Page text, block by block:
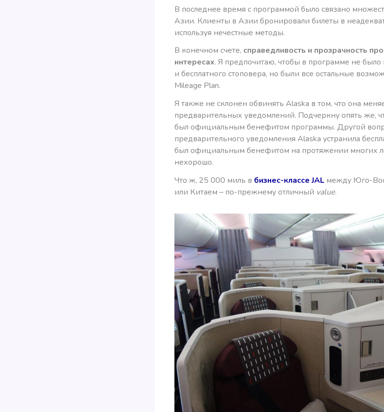
В последнее время с программой было связано
Азии. Клиенты в Азии бронировали билеты в
используя нечестные методы.
В конечном счете, справедливость и прозрачность
интересах. Я предпочитаю, чтобы в программе не
и бесплатного стоповера, но были все остальные
Mileage Plan.
Я также не склонен обвинять Alaska в том, что она
предварительных уведомлений. Подчеркну опять же,
был официальным бенефитом программы. Другой
предварительного уведомления Alaska устранила
был официальным бенефитом на протяжении многих
нехорошо.
Что ж, 25 000 миль в бизнес-классе JAL между Юго-
или Китаем – по-прежнему отличный value.